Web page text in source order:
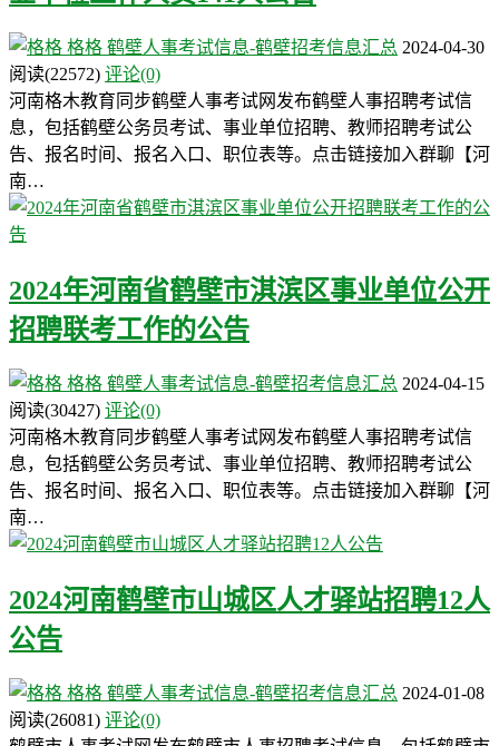
格格 鹤壁人事考试信息-鹤壁招考信息汇总 2024-04-30
阅读(22572) 评论(0)
河南格木教育同步鹤壁人事考试网发布鹤壁人事招聘考试信
息，包括鹤壁公务员考试、事业单位招聘、教师招聘考试公
告、报名时间、报名入口、职位表等。点击链接加入群聊【河
南…
2024年河南省鹤壁市淇滨区事业单位公开
招聘联考工作的公告
格格 鹤壁人事考试信息-鹤壁招考信息汇总 2024-04-15
阅读(30427) 评论(0)
河南格木教育同步鹤壁人事考试网发布鹤壁人事招聘考试信
息，包括鹤壁公务员考试、事业单位招聘、教师招聘考试公
告、报名时间、报名入口、职位表等。点击链接加入群聊【河
南…
2024河南鹤壁市山城区人才驿站招聘12人
公告
格格 鹤壁人事考试信息-鹤壁招考信息汇总 2024-01-08
阅读(26081) 评论(0)